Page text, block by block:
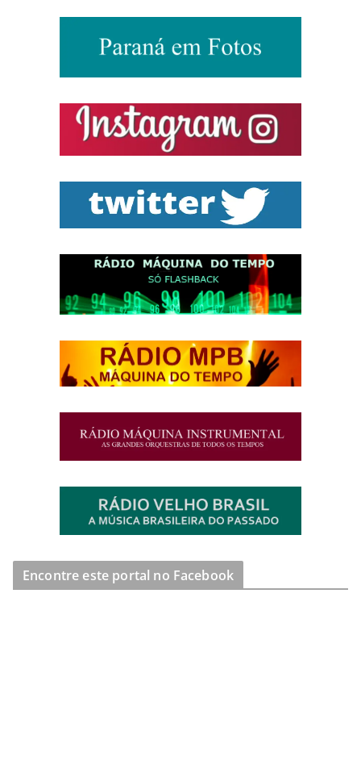
Encontre este portal no Facebook